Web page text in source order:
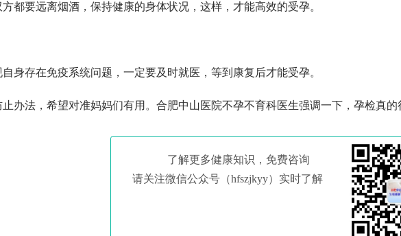
都要远离烟酒，保持健康的身体状况，这样，才能高效的受孕。
身存在免疫系统问题，一定要及时就医，等到康复后才能受孕。
办法，希望对准妈妈们有用。合肥中山医院不孕不育科医生强调一下，孕检真
了解更多健康知识，免费咨询
请关注微信公众号（hfszjkyy）实时了解